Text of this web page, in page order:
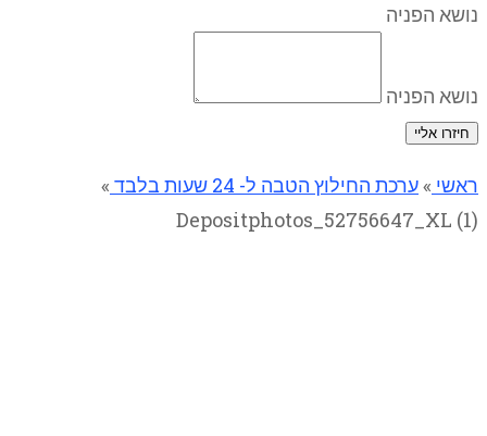
נושא הפניה
נושא הפניה
חיזרו אליי
ראשי »ערכת החילוץ הטבה ל- 24 שעות בלבד
»
Depositphotos_52756647_XL (1)